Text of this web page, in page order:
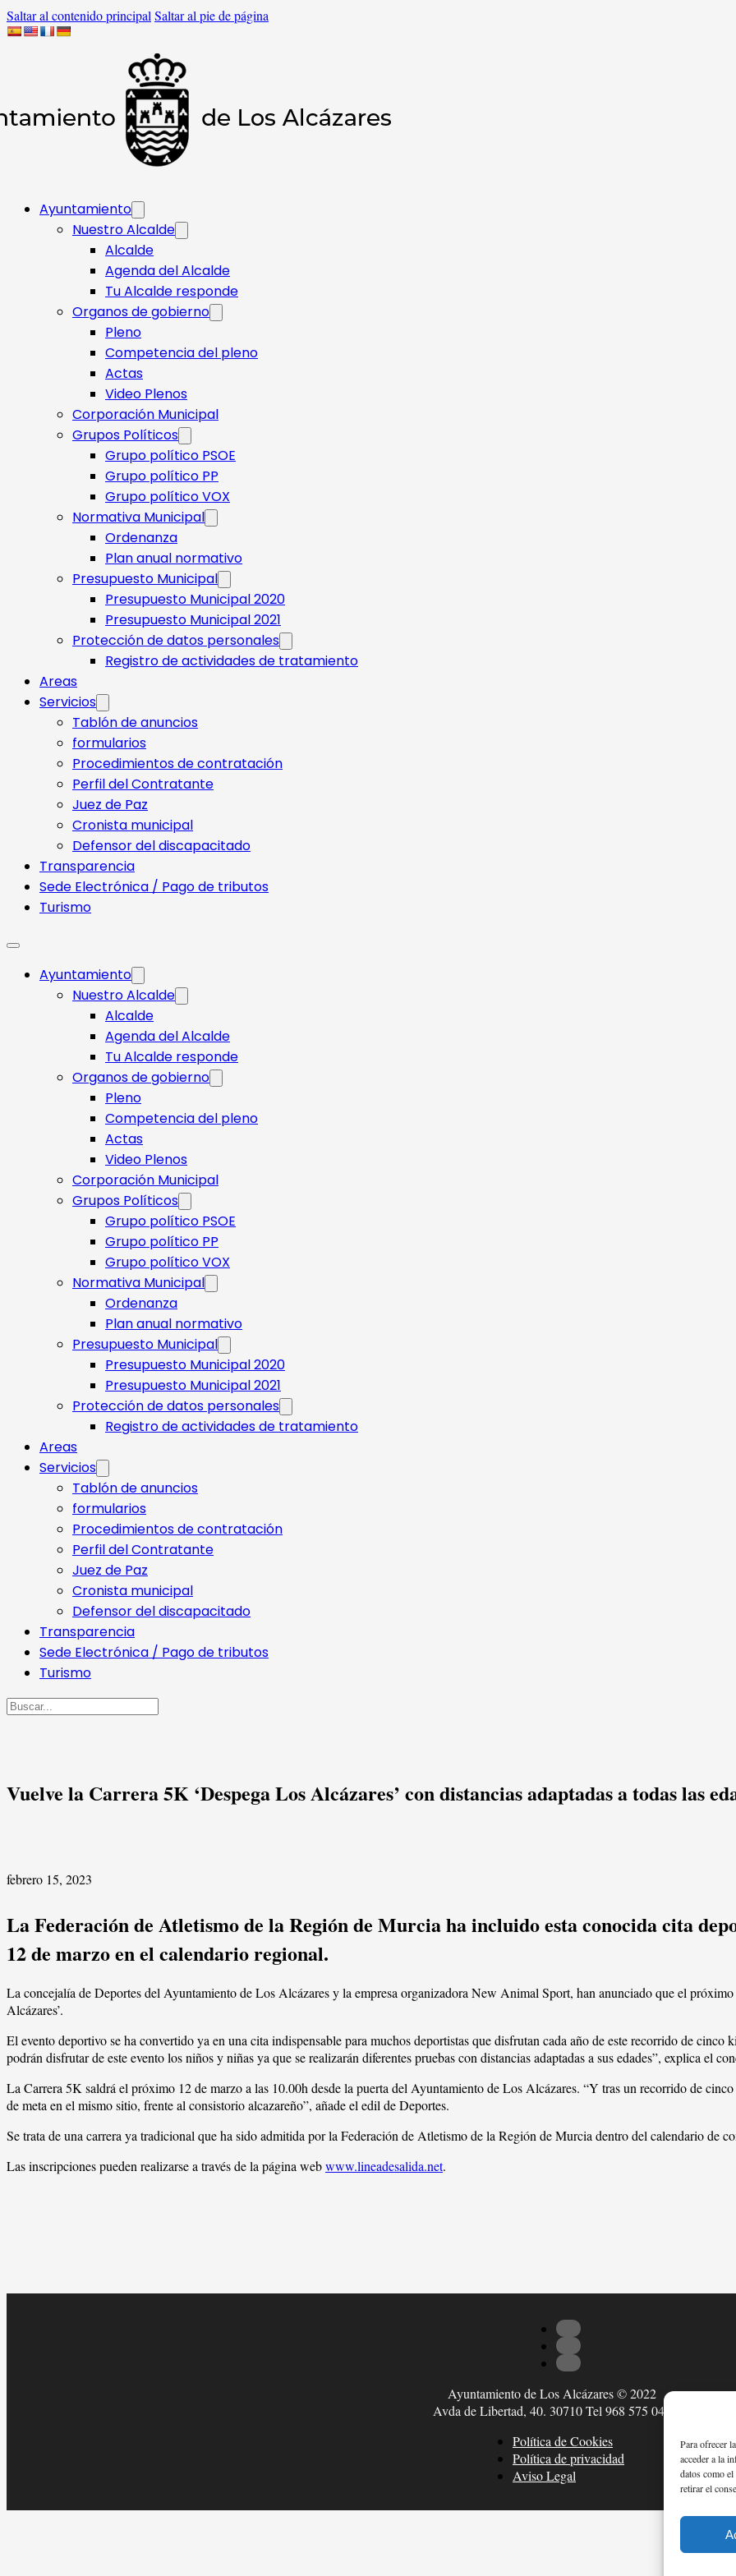
Para ofrecer
acceder a la
datos como
retirar el
Saltar al contenido principal Saltar al pie de página
Ayuntamiento
Nuestro Alcalde
Alcalde
Agenda del Alcalde
Tu Alcalde responde​
Organos de gobierno
Pleno
Competencia del pleno
Actas
Video Plenos
Corporación Municipal
Grupos Políticos
Grupo político PSOE
Grupo político PP
Grupo político VOX
Normativa Municipal
Ordenanza
Plan anual normativo
Presupuesto Municipal
Presupuesto Municipal 2020
Presupuesto Municipal 2021
Protección de datos personales
Registro de actividades de tratamiento
Areas
Servicios
Tablón de anuncios
formularios
Procedimientos de contratación
Perfil del Contratante
Juez de Paz
Cronista municipal
Defensor del discapacitado
Transparencia
Sede Electrónica / Pago de tributos
Turismo
Ayuntamiento
Nuestro Alcalde
Alcalde
Agenda del Alcalde
Tu Alcalde responde​
Organos de gobierno
Pleno
Competencia del pleno
Actas
Video Plenos
Corporación Municipal
Grupos Políticos
Grupo político PSOE
Grupo político PP
Grupo político VOX
Normativa Municipal
Ordenanza
Plan anual normativo
Presupuesto Municipal
Presupuesto Municipal 2020
Presupuesto Municipal 2021
Protección de datos personales
Registro de actividades de tratamiento
Areas
Servicios
Tablón de anuncios
formularios
Procedimientos de contratación
Perfil del Contratante
Juez de Paz
Cronista municipal
Defensor del discapacitado
Transparencia
Sede Electrónica / Pago de tributos
Turismo
Buscar
Vuelve la Carrera 5K ‘Despega Los Alcázares’ con distancias adaptadas a todas las
febrero 15, 2023
La Federación de Atletismo de la Región de Murcia ha incluido esta conocida cita
12 de marzo en el calendario regional.
La concejalía de Deportes del Ayuntamiento de Los Alcázares y la empresa organizadora New Animal Sport, han anunciado que el
Alcázares’.
El evento deportivo se ha convertido ya en una cita indispensable para muchos deportistas que disfrutan cada año de este recorrido de
podrán disfrutar de este evento los niños y niñas ya que se realizarán diferentes pruebas con distancias adaptadas a sus edades”, explica el
La Carrera 5K saldrá el próximo 12 de marzo a las 10.00h desde la puerta del Ayuntamiento de Los Alcázares. “Y tras un recorrido de
de meta en el mismo sitio, frente al consistorio alcazareño”, añade el edil de Deportes.
Se trata de una carrera ya tradicional que ha sido admitida por la Federación de Atletismo de la Región de Murcia dentro del calendario de
Las inscripciones pueden realizarse a través de la página webwww.lineadesalida.net.
Ayuntamiento de Los Alcázares © 2022
Avda de Libertad, 40. 30710 Tel 968 575 047
Política de Cookies
Política de privacidad
Aviso Legal